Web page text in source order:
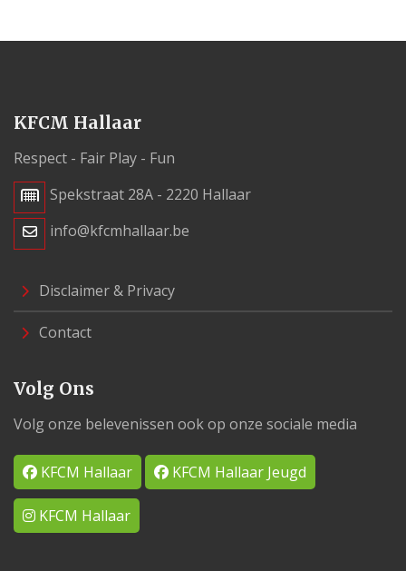
KFCM Hallaar
Respect - Fair Play - Fun
Spekstraat 28A - 2220 Hallaar
info@kfcmhallaar.be
Disclaimer & Privacy
Contact
Volg Ons
Volg onze belevenissen ook op onze sociale media
KFCM Hallaar KFCM Hallaar Jeugd
KFCM Hallaar